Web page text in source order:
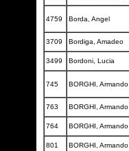
4759 Borda, Angel
3709 Bordiga, Amadeo
3499 Bordoni, Lucia
745 BORGHI, Armando
763 BORGHI, Armando
764 BORGHI, Armando
801 BORGHI, Armando